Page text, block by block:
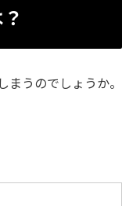
うのでしょうか。